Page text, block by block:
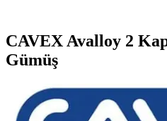
CAVEX Avalloy 2
Gümüş